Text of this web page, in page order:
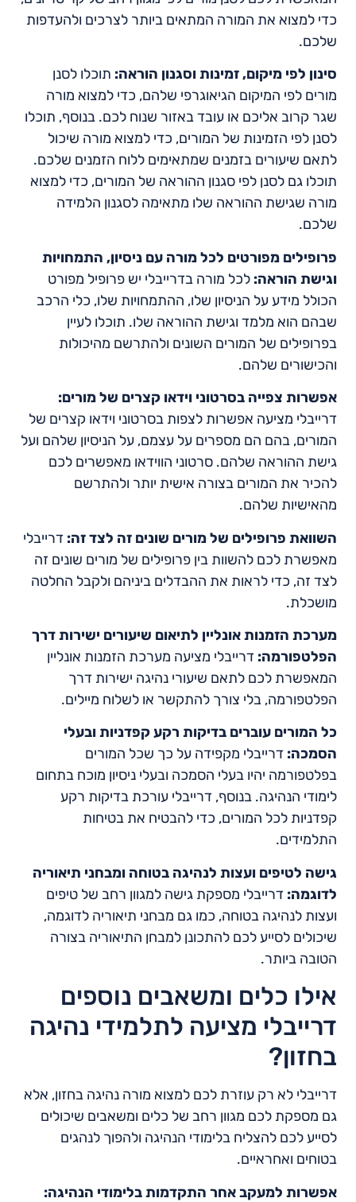
כדי למצוא את המורה המתאים ביותר לצרכים ולהעדפות
שלכם.
סינון לפי מיקום, זמינות וסגנון הוראה: תוכלו לסנן
מורים לפי המיקום הגיאוגרפי שלהם, כדי למצוא מורה
שגר קרוב אליכם או עובד באזור שנוח לכם. בנוסף, תוכלו
לסנן לפי הזמינות של המורים, כדי למצוא מורה שיכול
לתאם שיעורים בזמנים שמתאימים ללוח הזמנים שלכם.
תוכלו גם לסנן לפי סגנון ההוראה של המורים, כדי למצוא
מורה שגישת ההוראה שלו מתאימה לסגנון הלמידה
שלכם.
פרופילים מפורטים לכל מורה עם ניסיון, התמחויות
וגישת הוראה: לכל מורה בדרייבלי יש פרופיל מפורט
הכולל מידע על הניסיון שלו, ההתמחויות שלו, כלי הרכב
שבהם הוא מלמד וגישת ההוראה שלו. תוכלו לעיין
בפרופילים של המורים השונים ולהתרשם מהיכולות
והכישורים שלהם.
אפשרות צפייה בסרטוני וידאו קצרים של מורים:
דרייבלי מציעה אפשרות לצפות בסרטוני וידאו קצרים של
המורים, בהם הם מספרים על עצמם, על הניסיון שלהם ועל
גישת ההוראה שלהם. סרטוני הווידאו מאפשרים לכם
להכיר את המורים בצורה אישית יותר ולהתרשם
מהאישיות שלהם.
השוואת פרופילים של מורים שונים זה לצד זה: דרייבלי
מאפשרת לכם להשוות בין פרופילים של מורים שונים זה
לצד זה, כדי לראות את ההבדלים ביניהם ולקבל החלטה
מושכלת.
מערכת הזמנות אונליין לתיאום שיעורים ישירות דרך
הפלטפורמה: דרייבלי מציעה מערכת הזמנות אונליין
המאפשרת לכם לתאם שיעורי נהיגה ישירות דרך
הפלטפורמה, בלי צורך להתקשר או לשלוח מיילים.
כל המורים עוברים בדיקות רקע קפדניות ובעלי
הסמכה: דרייבלי מקפידה על כך שכל המורים
בפלטפורמה יהיו בעלי הסמכה ובעלי ניסיון מוכח בתחום
לימודי הנהיגה. בנוסף, דרייבלי עורכת בדיקות רקע
קפדניות לכל המורים, כדי להבטיח את בטיחות
התלמידים.
גישה לטיפים ועצות לנהיגה בטוחה ומבחני תיאוריה
לדוגמה: דרייבלי מספקת גישה למגוון רחב של טיפים
ועצות לנהיגה בטוחה, כמו גם מבחני תיאוריה לדוגמה,
שיכולים לסייע לכם להתכונן למבחן התיאוריה בצורה
הטובה ביותר.
אילו כלים ומשאבים נוספים
דרייבלי מציעה לתלמידי נהיגה
בחזון?
דרייבלי לא רק עוזרת לכם למצוא מורה נהיגה בחזון, אלא
גם מספקת לכם מגוון רחב של כלים ומשאבים שיכולים
לסייע לכם להצליח בלימודי הנהיגה ולהפוך לנהגים
בטוחים ואחראיים.
אפשרות למעקב אחר התקדמות בלימודי הנהיגה: